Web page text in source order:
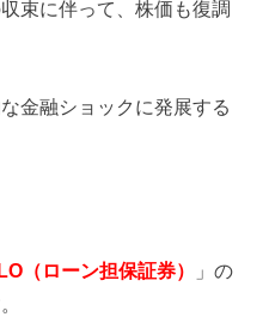
束に伴って、株価も復調
金融ショックに発展する
（ローン担保証券）
」の